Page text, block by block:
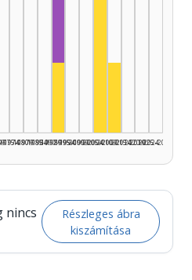
1975–1979
1980–1984
1985–1989
1990–1994
1995–1999
2000–2004
2005–2009
2010–2014
2015–2019
2020–2024
2025–2026
nincs
Részleges ábra
kiszámítása